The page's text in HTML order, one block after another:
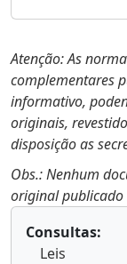
Atenção: As
complementares
informativo,
originais,
disposição as
Obs.: Nenhum
original publicado
Consultas:
Leis